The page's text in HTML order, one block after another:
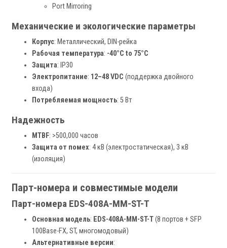
Port Mirroring
Механические и экологические параметры
Корпус: Металлический, DIN-рейка
Рабочая температура: -40°C to 75°C
Защита: IP30
Электропитание: 12–48 VDC (поддержка двойного
входа)
Потребляемая мощность: 5 Вт
Надежность
MTBF: >500,000 часов
Защита от помех: 4 кВ (электростатическая), 3 кВ
(изоляция)
Парт-номера и совместимые модели
Парт-номера EDS-408A-MM-ST-T
Основная модель: EDS-408A-MM-ST-T(8 портов + SFP
100Base-FX, ST, многомодовый)
Альтернативные версии: